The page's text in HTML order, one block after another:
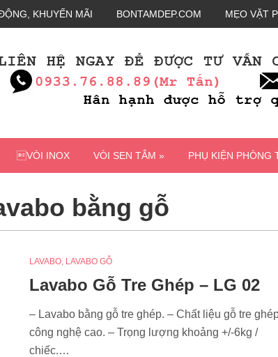
KHUYẾN MÃI BONTAMDEP.COM MẸO VẶT
VÒI INOX VÒI SEN TẮM » PHỤ KIỆN PHÒNG
bằng gỗ
LAVABO, LAVABO GỖ
Lavabo Gỗ Tre Ghép – LG 02
– Lavabo bằng gỗ tre ghép. – Chất liệu gỗ tre
công nghệ cao. – Trọng lượng khoảng +/-6kg /
chiếc.…